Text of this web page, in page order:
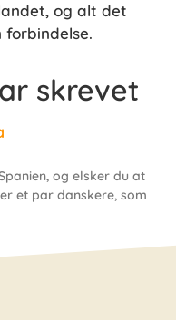
og alt det
forbindelse.
skrevet
og elsker du at
et par danskere, som